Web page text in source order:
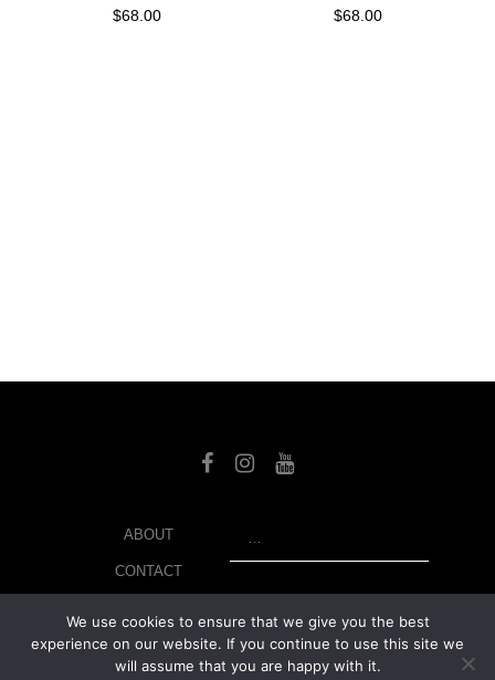
$68.00 $68.00
ABOUT
CONTACT
MY ACCOUNT
We use cookies to ensure that we give you the best
experience on our website. If you continue to use this site we
will assume that you are happy with it.